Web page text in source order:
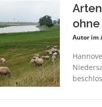
Autor im